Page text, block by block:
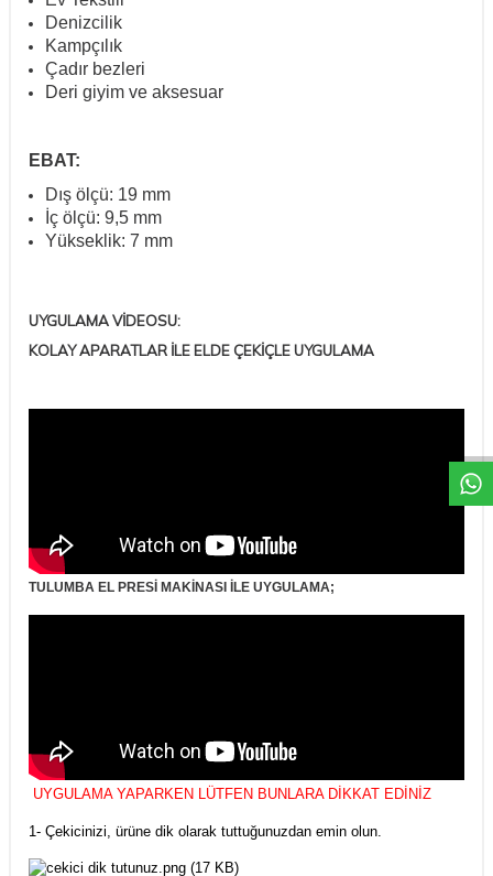
Denizcilik
Kampçılık
Çadır bezleri
Deri giyim ve aksesuar
EBAT:
Dış ölçü: 19 mm
İç ölçü: 9,5 mm
Yükseklik: 7 mm
UYGULAMA VİDEOSU:
KOLAY APARATLAR İLE ELDE ÇEKİÇLE UYGULAMA
TULUMBA EL PRESİ MAKİNASI İLE UYGULAMA;
UYGULAMA YAPARKEN LÜTFEN BUNLARA DİKKAT EDİNİZ
1- Çekicinizi, ürüne dik olarak tuttuğunuzdan emin olun.